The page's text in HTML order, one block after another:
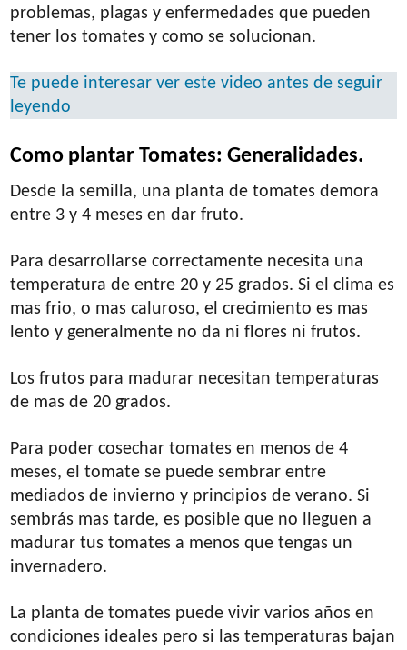
problemas, plagas y enfermedades que pueden
tener los tomates y como se solucionan.
Te puede interesar ver este video antes de seguir
leyendo
Como plantar Tomates: Generalidades.
Desde la semilla, una planta de tomates demora
entre 3 y 4 meses en dar fruto.
Para desarrollarse correctamente necesita una
temperatura de entre 20 y 25 grados. Si el clima es
mas frio, o mas caluroso, el crecimiento es mas
lento y generalmente no da ni flores ni frutos.
Los frutos para madurar necesitan temperaturas
de mas de 20 grados.
Para poder cosechar tomates en menos de 4
meses, el tomate se puede sembrar entre
mediados de invierno y principios de verano. Si
sembrás mas tarde, es posible que no lleguen a
madurar tus tomates a menos que tengas un
invernadero.
La planta de tomates puede vivir varios años en
condiciones ideales pero si las temperaturas bajan